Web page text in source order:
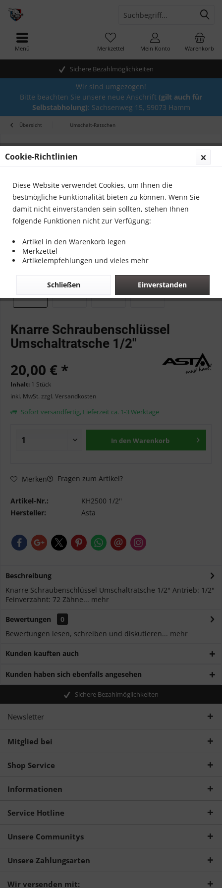
Sichere Bezahlmöglichkeiten
Warenkorb
Merkzettel Mein Konto
Menü
Wir sind umgezogen!
Bitte beachten Sie unsere neue Anschrift (gilt auch für
Selbstabholung): Sachsenweg 15, 59073 Hamm
Übersicht Umschalt-Ratschen
Knarre Schraubenschlüssel
Umschaltratsche 1/2"
20,00 € *
Inhalt: 1 Stück
inkl. MwSt. zzgl. Versandkosten
Sofort versandfertig, Lieferzeit ca. 1-3 Werktage
In den Warenkorb
Merken Fragen zum Artikel?
Artikel-Nr.:
KH2500 1/2''
Hersteller:
Asta
Beschreibung
Knarre Schraubenschlüssel Umschaltratsche 1/2" Antrieb: 1/2"
Feinverzahnt: 72 Zähne... mehr
Bewertungen
0
Bewertungen lesen, schreiben und diskutieren... mehr
Kunden kauften auch
Kunden haben sich ebenfalls angesehen
Sichere Bezahlmöglichkeiten
Newsletter
Mitglied bei
Shop Service
Informationen
Service Hotline
Unsere Communitys
Unsere Zahlungsarten
Wir versenden mit:
Cookie-Richtlinien
Diese Website verwendet Cookies, um Ihnen die
bestmögliche Funktionalität bieten zu können. Wenn Sie
damit nicht einverstanden sein sollten, stehen Ihnen
folgende Funktionen nicht zur Verfügung:
Artikel in den Warenkorb legen
Merkzettel
Artikelempfehlungen und vieles mehr
Einverstanden
Schließen